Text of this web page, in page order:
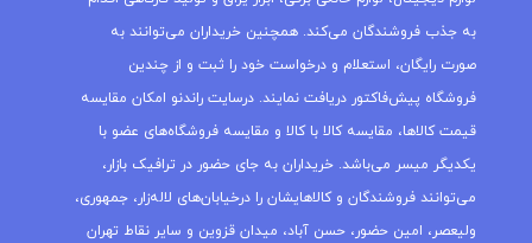
به جذب فروشندگان می‌کند. همچنین خریداران می‌توانند به
صورت رایگان، استعلام و درخواست خود را ثبت و از چندین
فروشگاه پیش‌فاکتور دریافت نمایند. درسایت راندنو امکان مقایسه
قیمت کالاها، مقایسه کالا با کالا و مقایسه فروشگاه‌های عضو با
یکدیگر میسر می‌باشد. خریداران به جای حضور در ترافیک بازار،
می‌توانند فروشندگان و کالاهایشان را درخیابان‌های لاله‌زار، جمهوری،
ولیعصر، امین حضور، حسن آباد، میدان قزوین و سایر نقاط تهران